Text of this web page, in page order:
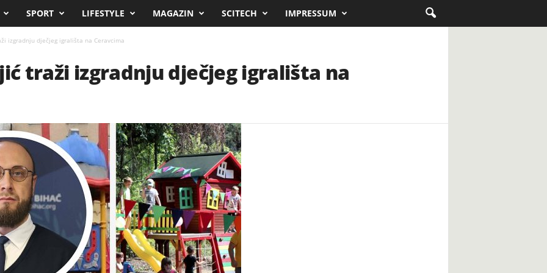
SPORT LIFESTYLE MAGAZIN SCITECH IMPRESSUM
izgradnju dječjeg igrališta na Ceravcima
traži izgradnju dječjeg igrališta na